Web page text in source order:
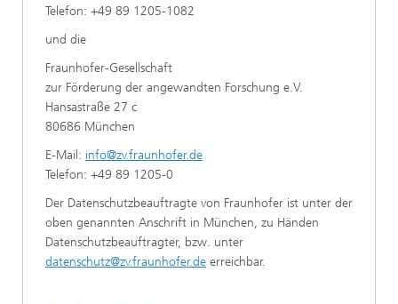
Telefon: +49 89 1205-1082
und die
Fraunhofer-Gesellschaft
zur Förderung der angewandten Forschung e.V.
Hansastraße 27 c
80686 München
E-Mail: info@zv.fraunhofer.de
Telefon: +49 89 1205-0
Der Datenschutzbeauftragte von Fraunhofer ist unter der
oben genannten Anschrift in München, zu Händen
Datenschutzbeauftragter, bzw. unter
datenschutz@zv.fraunhofer.de erreichbar.